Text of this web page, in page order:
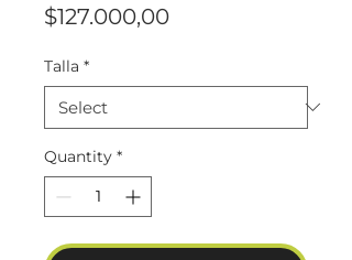
$127.000,00Price
Talla *
Quantity *